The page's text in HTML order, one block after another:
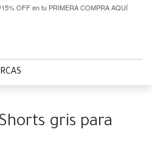
15% OFF en tu PRIMERA COMPRA AQUÍ
gris para